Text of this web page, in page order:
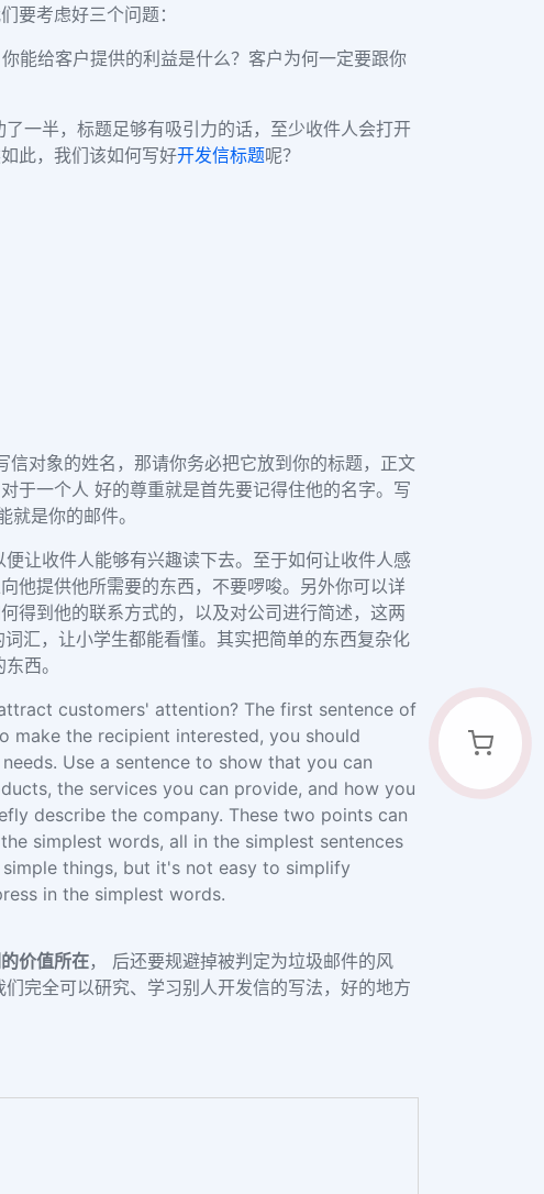
要考虑好三个问题：
你能给客户提供的利益是什么？客户为何一定要跟你
一半，标题足够有吸引力的话，至少收件人会打开
此，我们该如何写好开发信标题呢？
对象的姓名，那请你务必把它放到你的标题，正文
于一个人 好的尊重就是首先要记得住他的名字。写
是你的邮件。
让收件人能够有兴趣读下去。至于如何让收件人感
他提供他所需要的东西，不要啰唆。另外你可以详
得到他的联系方式的，以及对公司进行简述，这两
汇，让小学生都能看懂。其实把简单的东西复杂化
西。
customers' attention? The first sentence of
the recipient interested, you should
Use a sentence to show that you can
the services you can provide, and how you
describe the company. These two points can
simplest words, all in the simplest sentences
things, but it's not easy to simplify
in the simplest words.
价值所在， 后还要规避掉被判定为垃圾邮件的风
完全可以研究、学习别人开发信的写法，好的地方